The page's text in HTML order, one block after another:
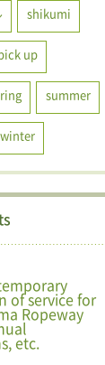
shikumi
up
summer
winter
of service for
Ropeway
etc.